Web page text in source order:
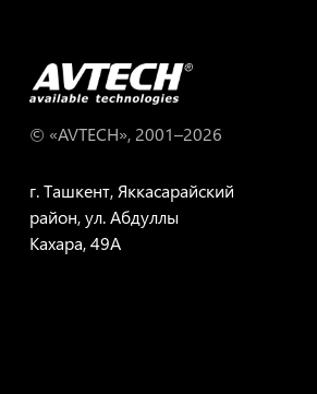
© «AVTECH», 2001–2026
г. Ташкент, Яккасарайский
район, ул. Абдуллы
Кахара, 49A